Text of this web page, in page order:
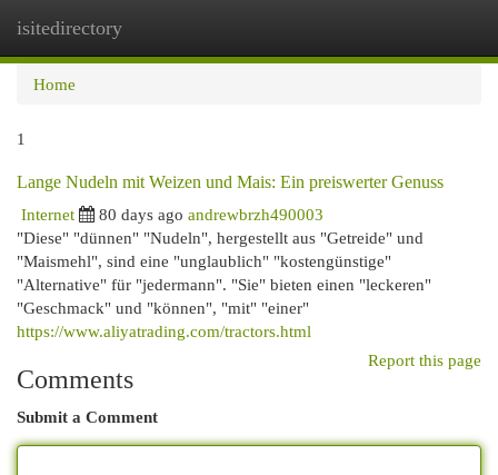
isitedirectory
Home
1
Lange Nudeln mit Weizen und Mais: Ein preiswerter Genuss
Internet
80 days ago andrewbrzh490003
"Diese" "dünnen" "Nudeln", hergestellt aus "Getreide" und
"Maismehl", sind eine "unglaublich" "kostengünstige"
"Alternative" für "jedermann". "Sie" bieten einen "leckeren"
"Geschmack" und "können", "mit" "einer"
https://www.aliyatrading.com/tractors.html
Report this page
Comments
Submit a Comment